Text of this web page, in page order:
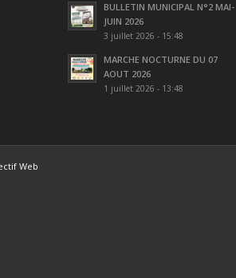
BULLETIN MUNICIPAL N°2 MAI-
JUIN 2026
3 juillet 2026 - 15:48
MARCHE NOCTURNE DU 07
AOUT 2026
1 juillet 2026 - 13:48
Web